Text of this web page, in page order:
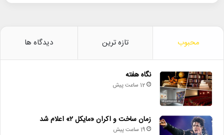
محبوب تازه ترین دیدگاه ها
نگاه هفته
12 ساعت پیش
زمان ساخت و اکران «مایکل ۲» اعلام شد
19 ساعت پیش